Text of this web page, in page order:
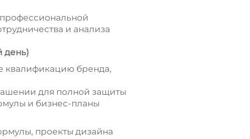
и анализа
день)
квалификацию бренда,
для полной защиты
и бизнес-планы
проекты дизайна